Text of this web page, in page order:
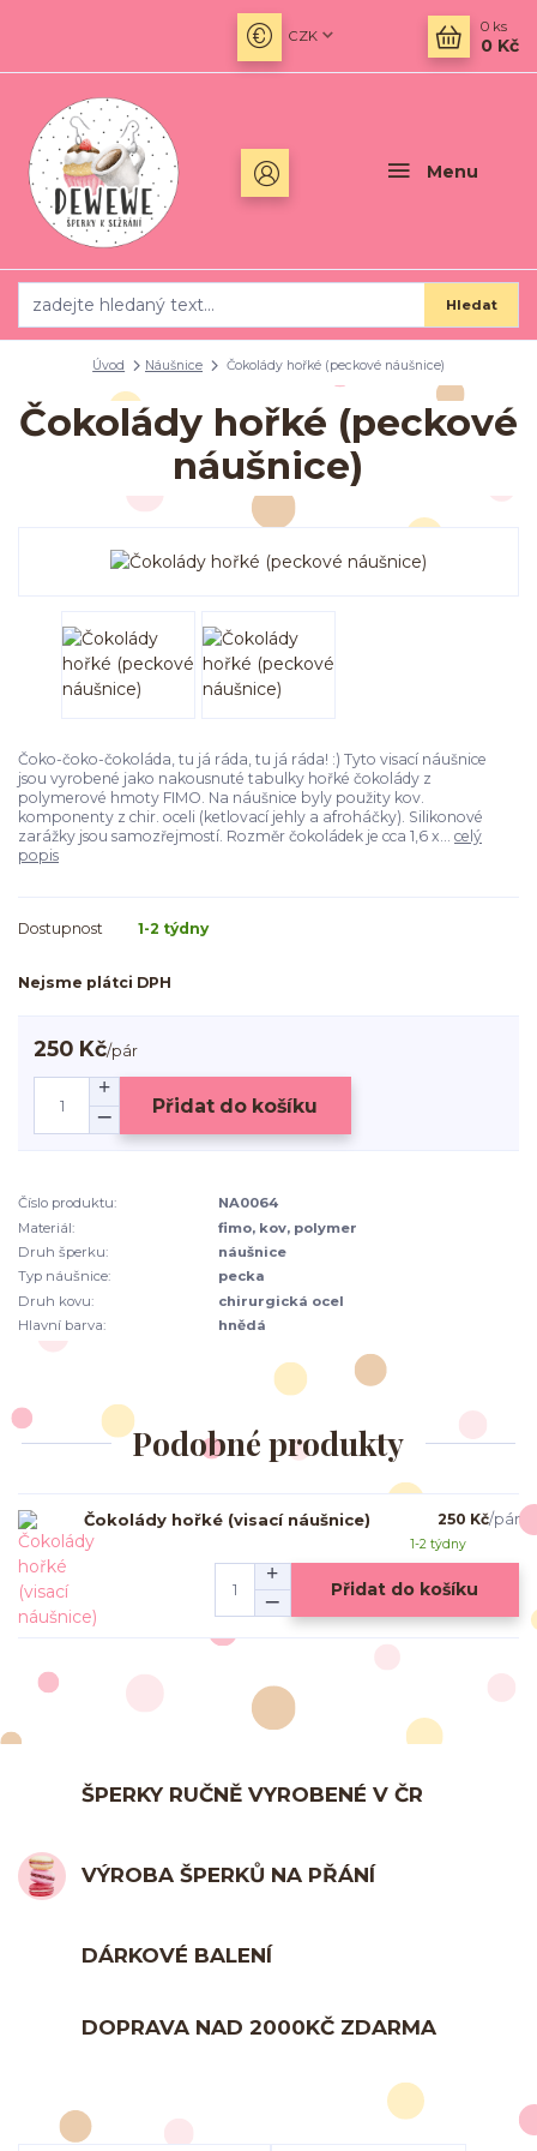
Menu
CZK
Hledat
0 ks
0 Kč
Úvod Náušnice Čokolády hořké (peckové náušnice)
Čokolády hořké (peckové
náušnice)
Čoko-čoko-čokoláda, tu já ráda, tu já ráda! :) Tyto visací náušnice
jsou vyrobené jako nakousnuté tabulky hořké čokolády z
polymerové hmoty FIMO. Na náušnice byly použity kov.
komponenty z chir. oceli (ketlovací jehly a afroháčky). Silikonové
zarážky jsou samozřejmostí. Rozměr čokoládek je cca 1,6 x... celý
popis
Dostupnost 1-2 týdny
Nejsme plátci DPH
250 Kč/pár
Přidat do košíku
Číslo produktu:
NA0064
Materiál:
fimo, kov, polymer
Druh šperku:
náušnice
Typ náušnice:
pecka
Druh kovu:
chirurgická ocel
Hlavní barva:
hnědá
Podobné produkty
Čokolády hořké (visací náušnice) 250 Kč/pár
1-2 týdny
Přidat do košíku
ŠPERKY RUČNĚ VYROBENÉ V ČR
VÝROBA ŠPERKŮ NA PŘÁNÍ
DÁRKOVÉ BALENÍ
DOPRAVA NAD 2000KČ ZDARMA